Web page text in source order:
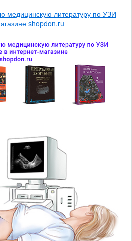
медицинскую литературу по УЗИ
shopdon.ru